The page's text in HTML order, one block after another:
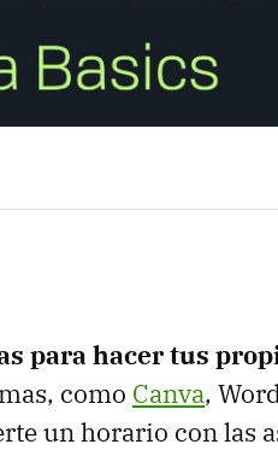
para hacer tus
como Canva,
un horario con las